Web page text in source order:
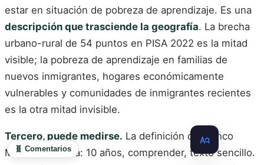
estar en situación de pobreza de aprendizaje. Es una
descripción que trasciende la geografía. La brecha
urbano-rural de 54 puntos en PISA 2022 es la mitad
visible; la pobreza de aprendizaje en familias de
nuevos inmigrantes, hogares económicamente
vulnerables y comunidades de inmigrantes recientes
es la otra mitad invisible.
Tercero, puede medirse. La definición del Banco
Mundial es clara: 10 años, comprender, texto sencillo.
🧬 Comentarios